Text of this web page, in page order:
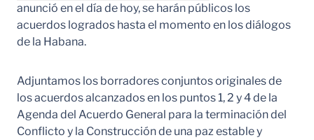
anunció en el día de hoy, se harán públicos los
acuerdos logrados hasta el momento en los diálogos
de la Habana.
Adjuntamos los borradores conjuntos originales de
los acuerdos alcanzados en los puntos 1, 2 y 4 de la
Agenda del Acuerdo General para la terminación del
Conflicto y la Construcción de una paz estable y